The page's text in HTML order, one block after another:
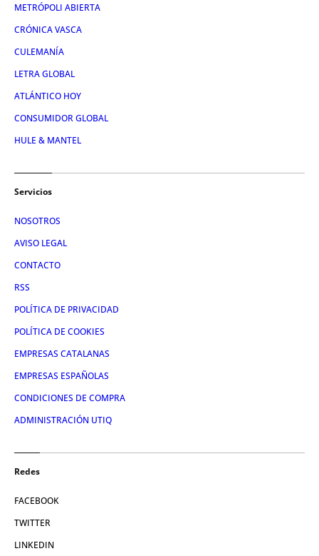
METRÓPOLI ABIERTA
CRÓNICA VASCA
CULEMANÍA
LETRA GLOBAL
ATLÁNTICO HOY
CONSUMIDOR GLOBAL
HULE & MANTEL
Servicios
NOSOTROS
AVISO LEGAL
CONTACTO
RSS
POLÍTICA DE PRIVACIDAD
POLÍTICA DE COOKIES
EMPRESAS CATALANAS
EMPRESAS ESPAÑOLAS
CONDICIONES DE COMPRA
ADMINISTRACIÓN UTIQ
Redes
FACEBOOK
TWITTER
LINKEDIN